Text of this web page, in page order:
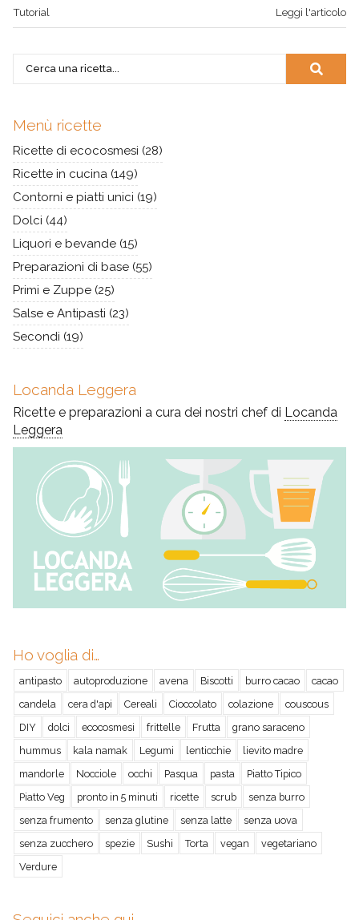
Tutorial Leggi l'articolo
Menù ricette
Ricette di ecocosmesi (28)
Ricette in cucina (149)
Contorni e piatti unici (19)
Dolci (44)
Liquori e bevande (15)
Preparazioni di base (55)
Primi e Zuppe (25)
Salse e Antipasti (23)
Secondi (19)
Locanda Leggera
Ricette e preparazioni a cura dei nostri chef di Locanda
Leggera
Ho voglia di…
antipasto autoproduzione avena Biscotti burro cacao
cacao
candela
cera d'api Cereali Cioccolato colazione
couscous
DIY
dolci ecocosmesi frittelle Frutta
grano saraceno
hummus
kala namak Legumi lenticchie
lievito madre
mandorle
Nocciole occhi Pasqua pasta
Piatto Tipico
Piatto Veg
pronto in 5 minuti ricette scrub
senza burro
senza frumento
senza glutine senza latte
senza uova
senza zucchero
spezie Sushi Torta vegan
vegetariano
Verdure